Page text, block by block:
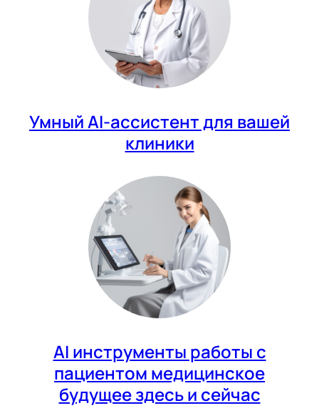
Умный AI-ассистент для вашей
клиники
AI инструменты работы с
пациентом медицинское
будущее здесь и сейчас